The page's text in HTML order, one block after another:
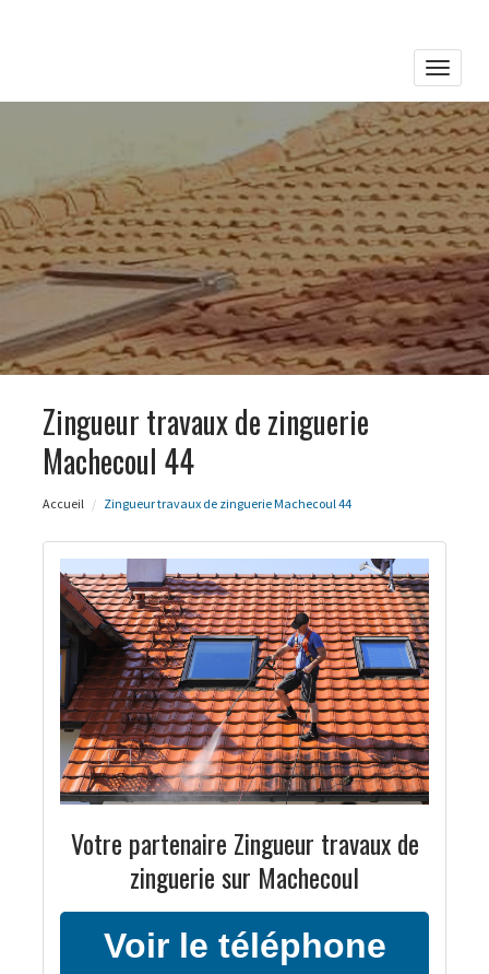
Toggle
Zingueur travaux de zinguerie
Machecoul 44
Accueil Zingueur travaux de zinguerie Machecoul 44
Votre partenaire Zingueur travaux de
zinguerie sur Machecoul